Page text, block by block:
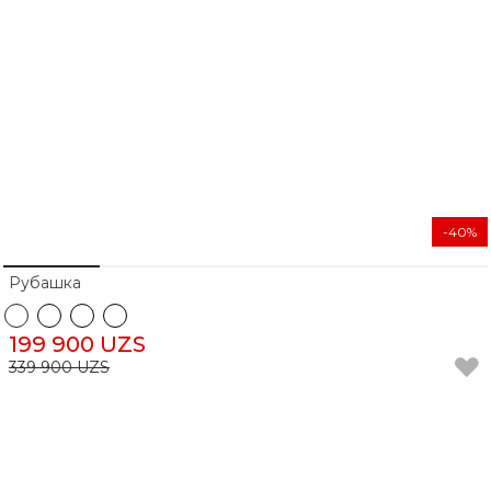
Рубашка
199 900 UZS
339 900 UZS
-40%